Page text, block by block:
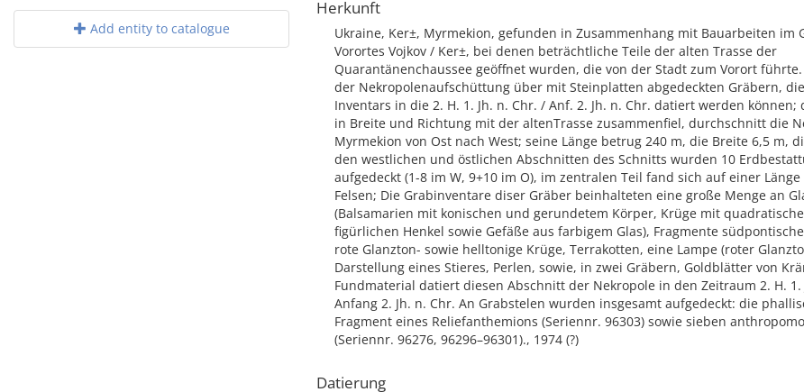
Add entity to catalogue
Herkunft
Ukraine, Ker±, Myrmekion, gefunden in Zusammenhang mit Bauarbeiten im
Vorortes Vojkov / Ker±, bei denen beträchtliche Teile der alten Trasse der
Quarantänenchaussee geöffnet wurden, die von der Stadt zum Vorort
der Nekropolenaufschüttung über mit Steinplatten abgedeckten Gräbern,
Inventars in die 2. H. 1. Jh. n. Chr. / Anf. 2. Jh. n. Chr. datiert werden
in Breite und Richtung mit der altenTrasse zusammenfiel, durchschnitt die
Myrmekion von Ost nach West; seine Länge betrug 240 m, die Breite 6,5 m,
den westlichen und östlichen Abschnitten des Schnitts wurden 10
aufgedeckt (1-8 im W, 9+10 im O), im zentralen Teil fand sich auf einer Länge
Felsen; Die Grabinventare diser Gräber beinhalteten eine große Menge an
(Balsamarien mit konischen und gerundetem Körper, Krüge mit
figürlichen Henkel sowie Gefäße aus farbigem Glas), Fragmente
rote Glanzton- sowie helltonige Krüge, Terrakotten, eine Lampe (roter
Darstellung eines Stieres, Perlen, sowie, in zwei Gräbern, Goldblätter von
Fundmaterial datiert diesen Abschnitt der Nekropole in den Zeitraum 2. H. 1.
Anfang 2. Jh. n. Chr. An Grabstelen wurden insgesamt aufgedeckt: die
Fragment eines Reliefanthemions (Seriennr. 96303) sowie sieben
(Seriennr. 96276, 96296–96301)., 1974 (?)
Datierung